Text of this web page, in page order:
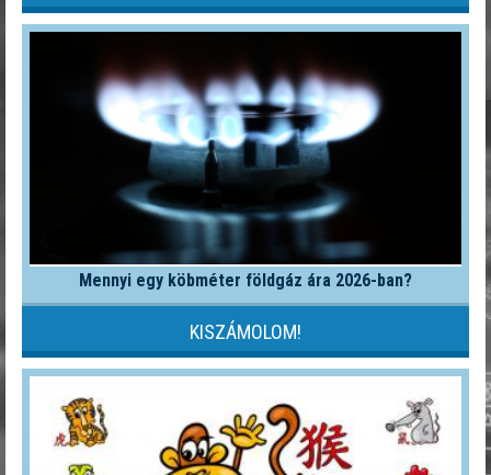
Mennyi egy köbméter földgáz ára 2026-ban?
KISZÁMOLOM!